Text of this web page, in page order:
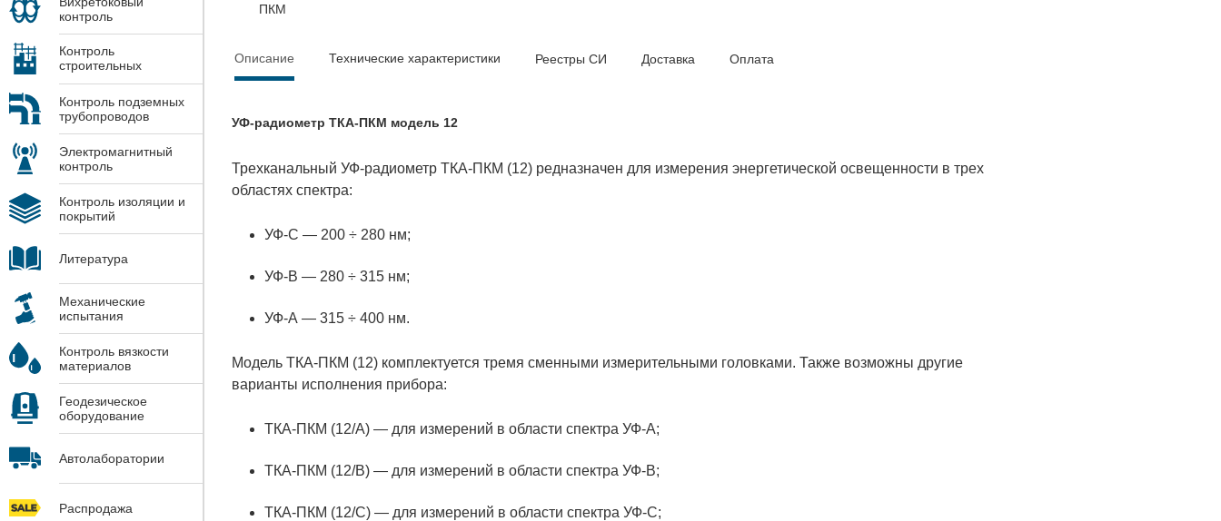
контроль
Контроль
строительных
Контроль подземных
трубопроводов
Электромагнитный
контроль
Контроль изоляции и
покрытий
Литература
Механические
испытания
Контроль вязкости
материалов
Геодезическое
оборудование
Автолаборатории
Распродажа
Описание Технические характеристики Реестры СИ Доставка Оплата
УФ-радиометр ТКА-ПКМ модель 12
Трехканальный УФ-радиометр ТКА-ПКМ (12) редназначен для измерения энергетической освещенности в трех
областях спектра:
УФ-С — 200 ÷ 280 нм;
УФ-В — 280 ÷ 315 нм;
УФ-А — 315 ÷ 400 нм.
Модель ТКА-ПКМ (12) комплектуется тремя сменными измерительными головками. Также возможны другие
варианты исполнения прибора:
ТКА-ПКМ (12/А) — для измерений в области спектра УФ-А;
ТКА-ПКМ (12/B) — для измерений в области спектра УФ-В;
ТКА-ПКМ (12/C) — для измерений в области спектра УФ-С;